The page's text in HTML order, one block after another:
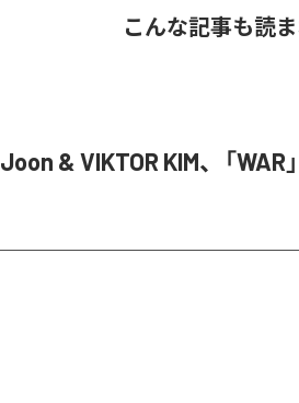
こんな記事も読
& VIKTOR KIM、「WAR